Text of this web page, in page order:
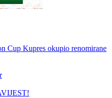
Cup Kupres okupio renomirane